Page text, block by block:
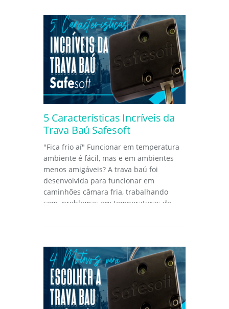
5 Características Incríveis da
Trava Baú Safesoft
"Fica frio aí" Funcionar em temperatura
ambiente é fácil, mas e em ambientes
menos amigáveis? A trava baú foi
desenvolvida para funcionar em
caminhões câmara fria, trabalhando
sem problemas em temperaturas de